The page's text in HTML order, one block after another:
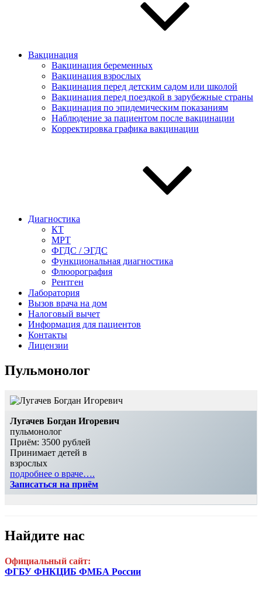
Вакцинация
Вакцинация беременных
Вакцинация взрослых
Вакцинация перед детским садом или школой
Вакцинация перед поездкой в зарубежные страны
Вакцинация по эпидемическим показаниям
Наблюдение за пациентом после вакцинации
Корректировка графика вакцинации
Диагностика
КТ
МРТ
ФГДС / ЭГДС
Функциональная диагностика
Флюорография
Рентген
Лаборатория
Вызов врача на дом
Налоговый вычет
Информация для пациентов
Контакты
Лицензии
Пульмонолог
Лугачев Богдан Игоревич
пульмонолог
Приём: 3500 рублей
Принимает детей в
взрослых
подробнее о враче….
Записаться на приём
Найдите нас
Официальный сайт:
ФГБУ ФНКЦИБ ФМБА России